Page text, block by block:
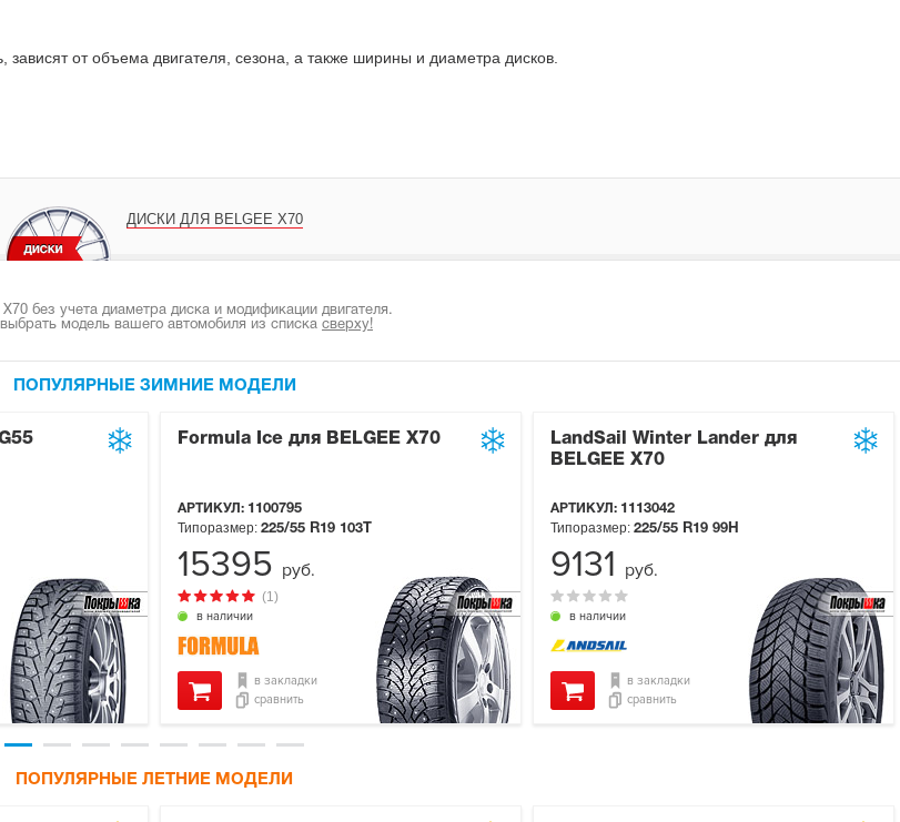
, зависят от объема двигателя, сезона, а также ширины и диаметра дисков.
ДИСКИ ДЛЯ BELGEE X70
без учета диаметра диска и модификации двигателя.
модель вашего автомобиля из списка сверху!
ПОПУЛЯРНЫЕ ЗИМНИЕ МОДЕЛИ
Formula Ice для BELGEE X70
АРТИКУЛ: 1100795
в наличии
(1)
Типоразмер: 225/55 R19 103T
в закладки
сравнить
15395 руб.
LandSail Winter Lander для
BELGEE X70
АРТИКУЛ: 1113042
в наличии
Типоразмер: 225/55 R19 99H
в закладки
сравнить
9131 руб.
ПОПУЛЯРНЫЕ ЛЕТНИЕ МОДЕЛИ